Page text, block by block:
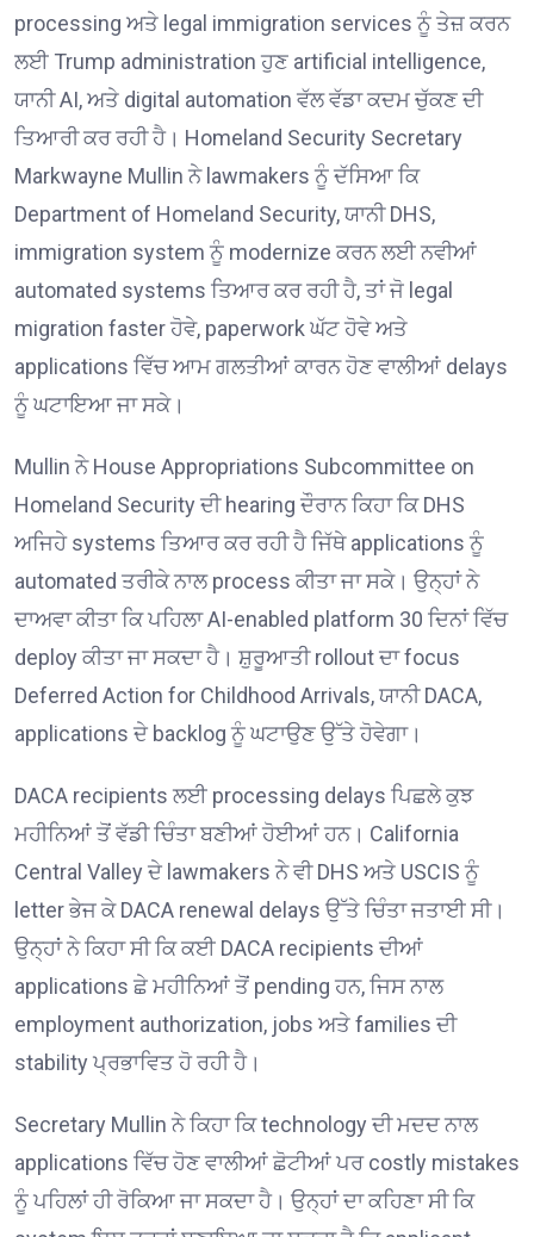
processing ਅਤੇ legal immigration services ਨੂੰ ਤੇਜ਼ ਕਰਨ
ਲਈ Trump administration ਹੁਣ artificial intelligence,
ਯਾਨੀ AI, ਅਤੇ digital automation ਵੱਲ ਵੱਡਾ ਕਦਮ ਚੁੱਕਣ ਦੀ
ਤਿਆਰੀ ਕਰ ਰਹੀ ਹੈ। Homeland Security Secretary
Markwayne Mullin ਨੇ lawmakers ਨੂੰ ਦੱਸਿਆ ਕਿ
Department of Homeland Security, ਯਾਨੀ DHS,
immigration system ਨੂੰ modernize ਕਰਨ ਲਈ ਨਵੀਆਂ
automated systems ਤਿਆਰ ਕਰ ਰਹੀ ਹੈ, ਤਾਂ ਜੋ legal
migration faster ਹੋਵੇ, paperwork ਘੱਟ ਹੋਵੇ ਅਤੇ
applications ਵਿੱਚ ਆਮ ਗਲਤੀਆਂ ਕਾਰਨ ਹੋਣ ਵਾਲੀਆਂ delays
ਨੂੰ ਘਟਾਇਆ ਜਾ ਸਕੇ।
Mullin ਨੇ House Appropriations Subcommittee on
Homeland Security ਦੀ hearing ਦੌਰਾਨ ਕਿਹਾ ਕਿ DHS
ਅਜਿਹੇ systems ਤਿਆਰ ਕਰ ਰਹੀ ਹੈ ਜਿੱਥੇ applications ਨੂੰ
automated ਤਰੀਕੇ ਨਾਲ process ਕੀਤਾ ਜਾ ਸਕੇ। ਉਨ੍ਹਾਂ ਨੇ
ਦਾਅਵਾ ਕੀਤਾ ਕਿ ਪਹਿਲਾ AI-enabled platform 30 ਦਿਨਾਂ ਵਿੱਚ
deploy ਕੀਤਾ ਜਾ ਸਕਦਾ ਹੈ। ਸ਼ੁਰੂਆਤੀ rollout ਦਾ focus
Deferred Action for Childhood Arrivals, ਯਾਨੀ DACA,
applications ਦੇ backlog ਨੂੰ ਘਟਾਉਣ ਉੱਤੇ ਹੋਵੇਗਾ।
DACA recipients ਲਈ processing delays ਪਿਛਲੇ ਕੁਝ
ਮਹੀਨਿਆਂ ਤੋਂ ਵੱਡੀ ਚਿੰਤਾ ਬਣੀਆਂ ਹੋਈਆਂ ਹਨ। California
Central Valley ਦੇ lawmakers ਨੇ ਵੀ DHS ਅਤੇ USCIS ਨੂੰ
letter ਭੇਜ ਕੇ DACA renewal delays ਉੱਤੇ ਚਿੰਤਾ ਜਤਾਈ ਸੀ।
ਉਨ੍ਹਾਂ ਨੇ ਕਿਹਾ ਸੀ ਕਿ ਕਈ DACA recipients ਦੀਆਂ
applications ਛੇ ਮਹੀਨਿਆਂ ਤੋਂ pending ਹਨ, ਜਿਸ ਨਾਲ
employment authorization, jobs ਅਤੇ families ਦੀ
stability ਪ੍ਰਭਾਵਿਤ ਹੋ ਰਹੀ ਹੈ।
Secretary Mullin ਨੇ ਕਿਹਾ ਕਿ technology ਦੀ ਮਦਦ ਨਾਲ
applications ਵਿੱਚ ਹੋਣ ਵਾਲੀਆਂ ਛੋਟੀਆਂ ਪਰ costly mistakes
ਨੂੰ ਪਹਿਲਾਂ ਹੀ ਰੋਕਿਆ ਜਾ ਸਕਦਾ ਹੈ। ਉਨ੍ਹਾਂ ਦਾ ਕਹਿਣਾ ਸੀ ਕਿ